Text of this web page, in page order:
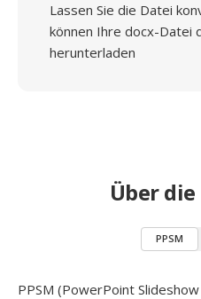
Lassen Sie die Datei
können Ihre docx-Datei
herunterladen
Über
PPSM
PPSM (PowerPoint